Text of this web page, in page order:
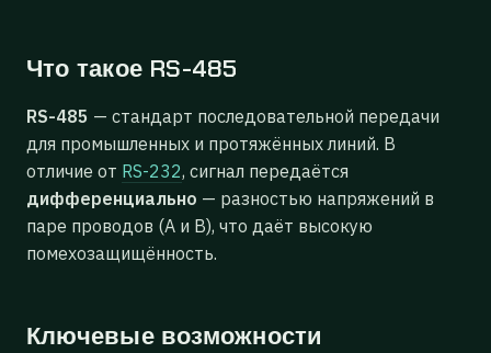
Что такое RS-485
RS-485 — стандарт последовательной передачи
для промышленных и протяжённых линий. В
отличие от RS-232, сигнал передаётся
дифференциально — разностью напряжений в
паре проводов (A и B), что даёт высокую
помехозащищённость.
Ключевые возможности